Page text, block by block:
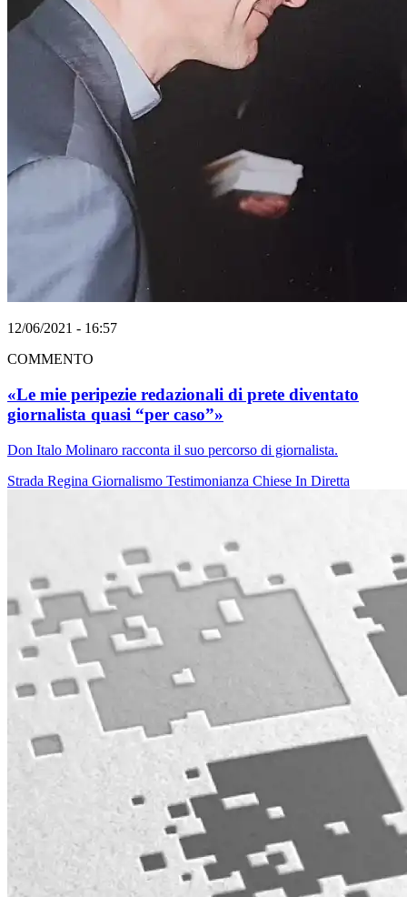
12/06/2021 - 16:57
COMMENTO
«Le mie peripezie redazionali di prete diventato
giornalista quasi “per caso”»
Don Italo Molinaro racconta il suo percorso di giornalista.
Strada Regina Giornalismo Testimonianza Chiese In Diretta